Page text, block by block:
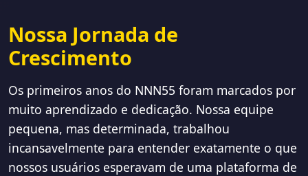
Nossa Jornada de
Crescimento
Os primeiros anos do NNN55 foram marcados por
muito aprendizado e dedicação. Nossa equipe
pequena, mas determinada, trabalhou
incansavelmente para entender exatamente o que
nossos usuários esperavam de uma plataforma de